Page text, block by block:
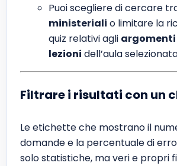
Puoi scegliere di cercare
ministeriali o limitare la
quiz relativi agli
lezioni dell’aula
Filtrare i risultati con un
Le etichette che mostrano il
domande e la percentuale di
solo statistiche, ma veri e propri